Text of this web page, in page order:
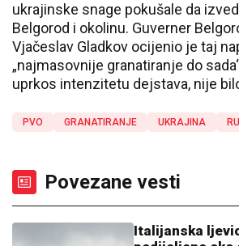
ukrajinske snage pokušale da
Belgorod i okolinu. Guverner
Vjačeslav Gladkov ocijenio je taj
„najmasovnije granatiranje do
uprkos intenzitetu dejstava, nije
PVO GRANATIRANJE UKRAJINA
Povezane vesti
Italijanska